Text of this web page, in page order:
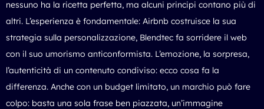
nessuno ha la ricetta perfetta, ma alcuni principi contano più di
altri. L’esperienza è fondamentale: Airbnb costruisce la sua
strategia sulla personalizzazione, Blendtec fa sorridere il web
con il suo umorismo anticonformista. L’emozione, la sorpresa,
l’autenticità di un contenuto condiviso: ecco cosa fa la
differenza. Anche con un budget limitato, un marchio può fare
colpo: basta una sola frase ben piazzata, un’immagine